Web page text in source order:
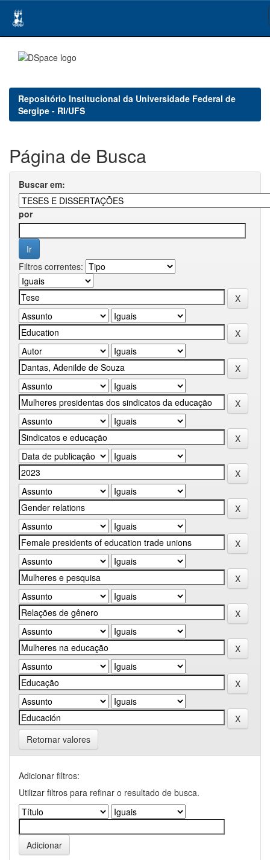
navigation
Repositório Institucional da Universidade Federal de
Sergipe - RI/UFS
Página de Busca
Buscar em:
por
Filtros correntes:
Retornar valores
Adicionar filtros:
Utilizar filtros para refinar o resultado de busca.